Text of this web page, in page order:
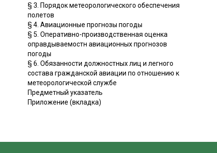
§ 3. Порядок метеорологического обеспечения
полетов
§ 4. Авиационные прогнозы погоды
§ 5. Оперативно-производственная оценка
оправдываемостн авиационных прогнозов
погоды
§ 6. Обязанности должностных лиц и легного
состава гражданской авиации по отношению к
метеорологической службе
Предметный указатель
Приложение (вкладка)